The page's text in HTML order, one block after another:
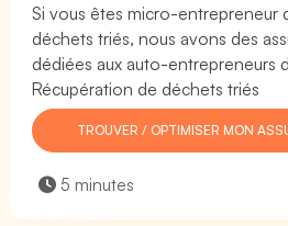
Si vous êtes micro-entrepreneur
déchets triés, nous avons des
dédiées aux auto-entrepreneurs
Récupération de déchets triés
TROUVER / OPTIMISER MON
5 minutes